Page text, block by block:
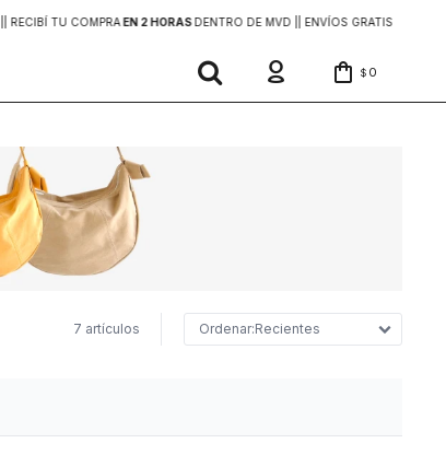
| RECIBÍ TU COMPRAEN 2 HORASDENTRO DE MVD | | ENVÍOS GRATIS
$ 0
7 artículos Recientes